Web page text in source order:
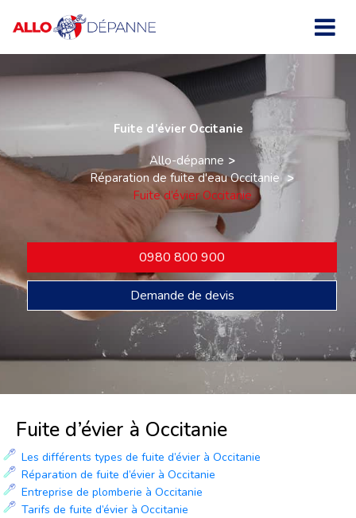
Fuite d’évier Occitanie
Allo-dépanne
Réparation de fuite d'eau Occitanie
Fuite d’évier Occitanie
0980 800 900
Demande de devis
Fuite d’évier à Occitanie
Les différents types de fuite d’évier à Occitanie
Réparation de fuite d’évier à Occitanie
Entreprise de plomberie à Occitanie
Tarifs de fuite d’évier à Occitanie